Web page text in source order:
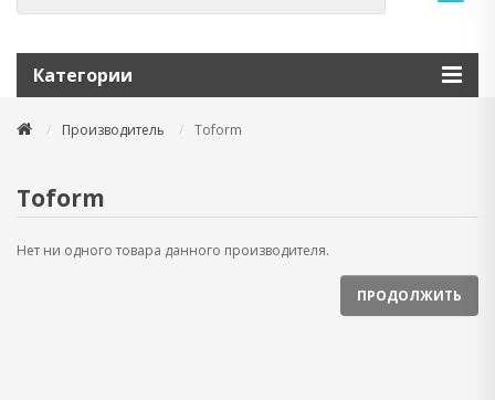
Категории
Производитель Toform
Toform
Нет ни одного товара данного производителя.
ПРОДОЛЖИТЬ